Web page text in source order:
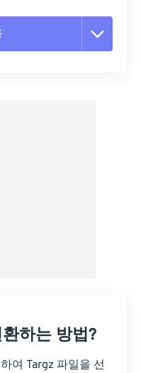
하는 방법?
여 Targz 파일을 선